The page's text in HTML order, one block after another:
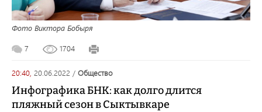
Фото Виктора Бобыря
7 1704
20:40, 20.06.2022 / общество
Инфографика БНК: как долго длится
пляжный сезон в Сыктывкаре